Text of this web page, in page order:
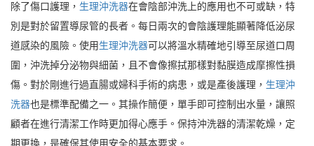
除了傷口護理， 生理沖洗器在會陰部沖洗上的應用也不可或缺，特
別是對於留置導尿管的長者。每日兩次的會陰護理能顯著降低泌尿
道感染的風險。使用生理沖洗器可以將溫水精確地引導至尿道口周
圍，沖洗掉分泌物與細菌，且不會像擦拭那樣對黏膜造成摩擦性損
傷。對於剛進行過直腸或婦科手術的病患，或是產後護理， 生理沖
洗器也是標準配備之一。其操作簡便，單手即可控制出水量，讓照
顧者在進行清潔工作時更加得心應手。保持沖洗器的清潔乾燥，定
期更換，是確保其使用安全的基本要求。